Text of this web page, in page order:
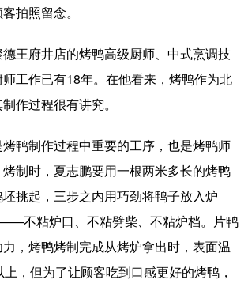
吉林 上海 江苏
安徽 福建 江西
河南 湖北 湖南
重庆
拍照留念。
府井店的烤鸭高级厨师、中式烹调技
工作已有18年。在他看来，烤鸭作为北
作过程很有讲究。
制作过程中重要的工序，也是烤鸭师
制时，夏志鹏要用一根两米多长的烤鸭
挑起，三步之内用巧劲将鸭子放入炉
不粘炉口、不粘劈柴、不粘炉档。片鸭
，烤鸭烤制完成从烤炉拿出时，表面温
，但为了让顾客吃到口感更好的烤鸭，